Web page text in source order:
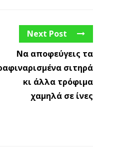
Next Post
Να αποφεύγεις τα
σιτηρά
κι άλλα τρόφιμα
χαμηλά σε ίνες